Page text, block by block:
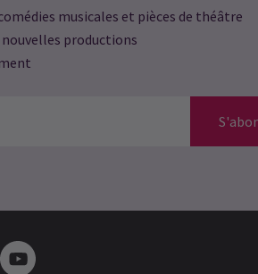
musicales et pièces de théâtre
productions